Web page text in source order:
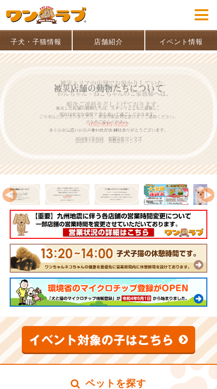
子犬・子猫情報 店舗紹介 イベント情報
ペットを探す